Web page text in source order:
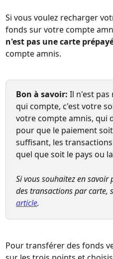
Si vous voulez recharger
fonds sur votre compte
n'est pas une carte
compte amnis.
Bon à savoir: Il n'est pas
qui compte, c'est votre
votre compte amnis, qui
pour que le paiement
suffisant, les
quel que soit le pays ou
Si vous souhaitez en
des transactions par carte,
article.
Pour transférer des fonds